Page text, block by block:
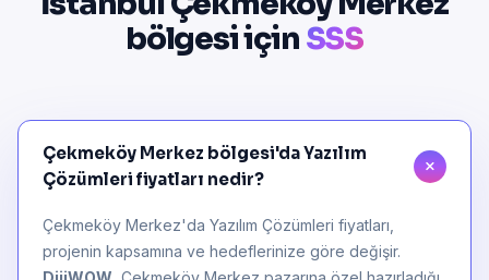
bölgesi için SSS
Çekmeköy Merkez bölgesi'da Yazılım
Çözümleri fiyatları nedir?
Çekmeköy Merkez'da Yazılım Çözümleri fiyatları,
projenin kapsamına ve hedeflerinize göre değişir.